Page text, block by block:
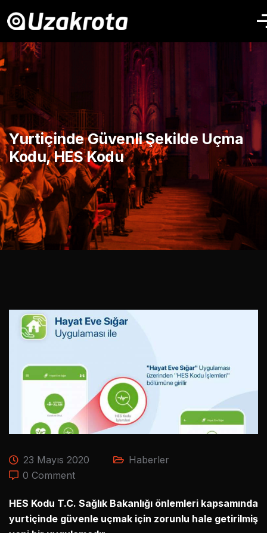
Yurtiçinde Güvenli Şekilde Uçma
Kodu, HES Kodu
23 Mayıs 2020
Haberler
0 Comment
HES Kodu T.C. Sağlık Bakanlığı önlemleri kapsamında
yurtiçinde güvenle uçmak için zorunlu hale getirilmiş